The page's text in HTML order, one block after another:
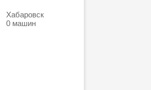
Хабаровск
0 машин